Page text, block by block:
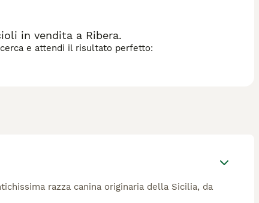
in vendita a Ribera.
e attendi il risultato perfetto:
razza canina originaria della Sicilia, da